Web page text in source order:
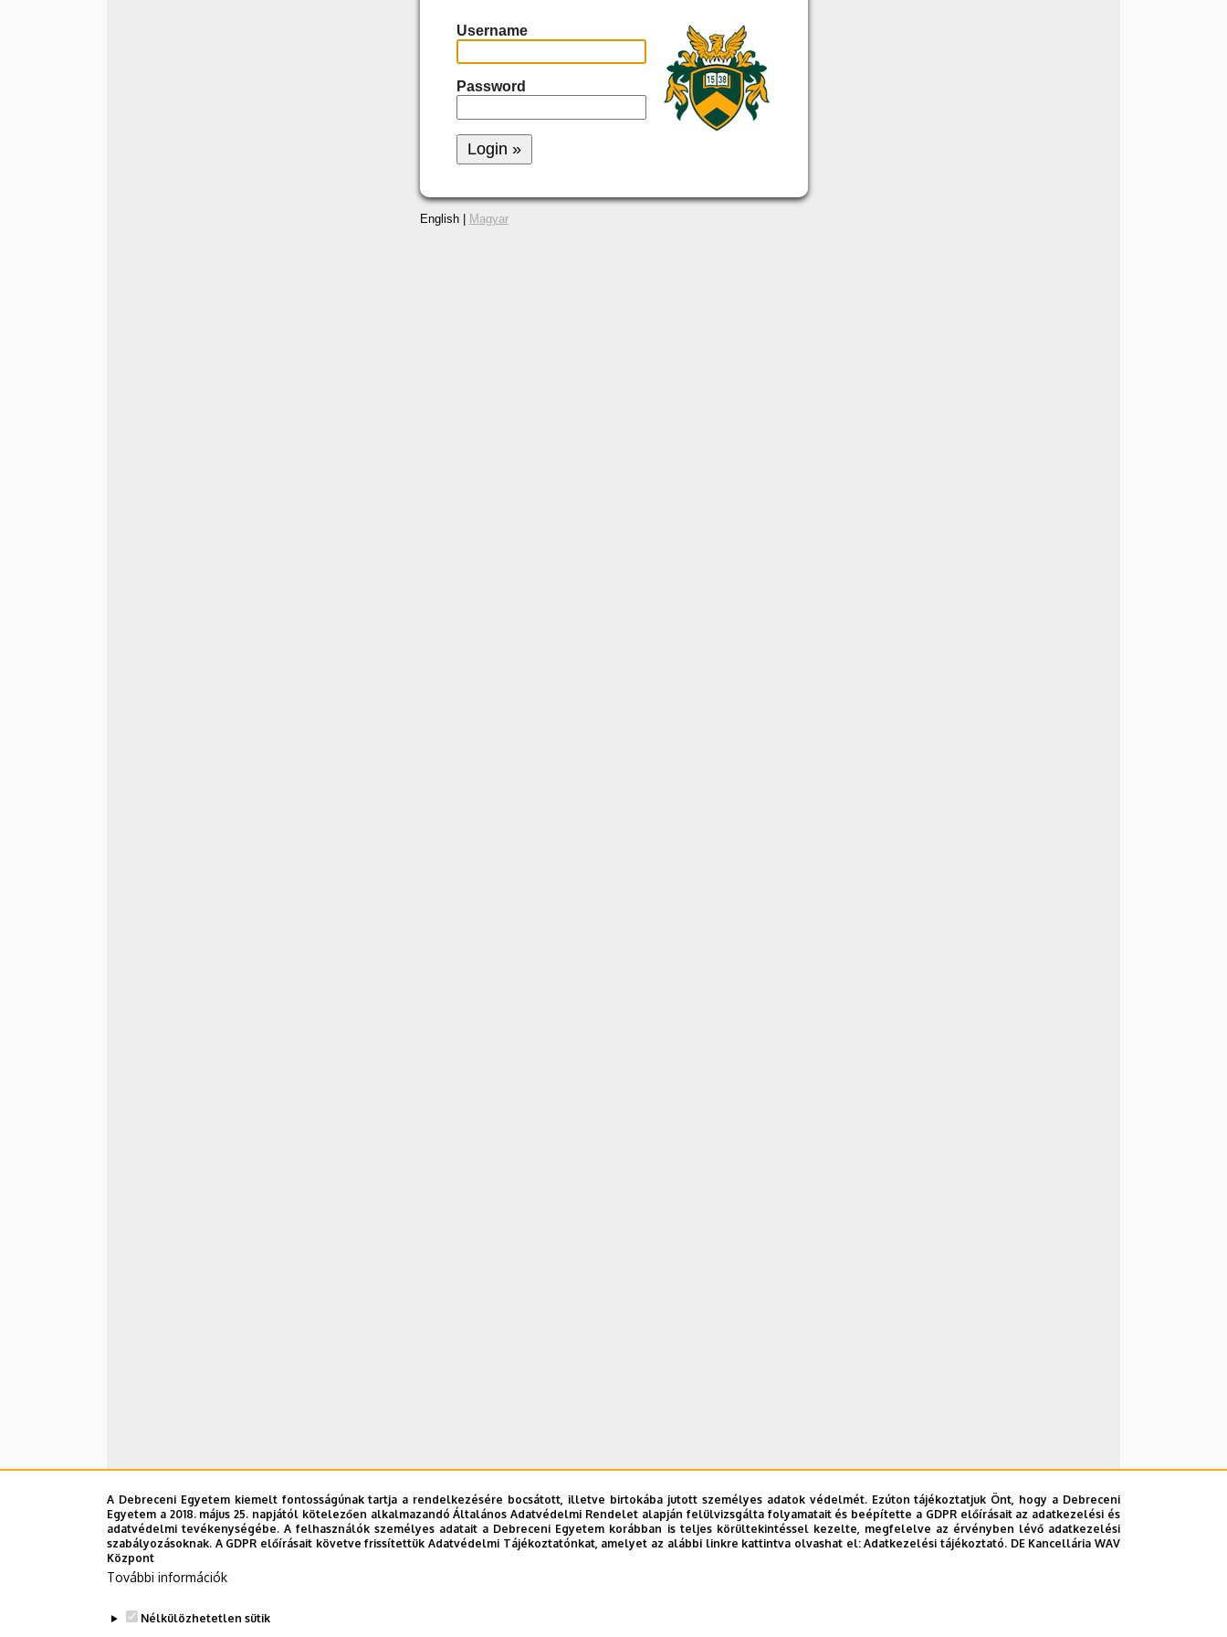
A Debreceni Egyetem kiemelt fontosságúnak tartja a rendelkezésére bocsátott, illetve birtokába jutott személyes adatok védelmét. Ezúton tájékoztatjuk Önt, hogy a Debreceni
Egyetem a 2018. május 25. napjától kötelezően alkalmazandó Általános Adatvédelmi Rendelet alapján felülvizsgálta folyamatait és beépítette a GDPR előírásait az adatkezelési és
adatvédelmi tevékenységébe. A felhasználók személyes adatait a Debreceni Egyetem korábban is teljes körültekintéssel kezelte, megfelelve az érvényben lévő adatkezelési
szabályozásoknak. A GDPR előírásait követve frissítettük Adatvédelmi Tájékoztatónkat, amelyet az alábbi linkre kattintva olvashat el:Adatkezelési tájékoztató. DE Kancellária WAV
Központ
További információk
Nélkülözhetetlen sütik